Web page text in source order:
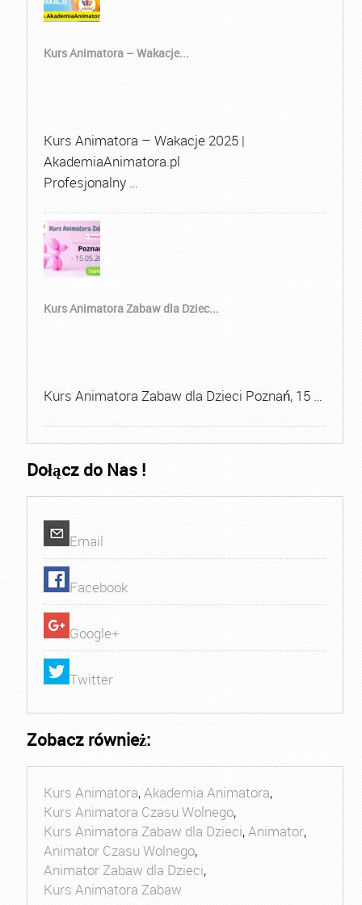
Kurs Animatora – Wakacje...
Kurs Animatora – Wakacje 2025 |
AkademiaAnimatora.pl
Profesjonalny …
Kurs Animatora Zabaw dla Dziec...
Kurs Animatora Zabaw dla Dzieci Poznań, 15 …
Dołącz do Nas !
Email
Facebook
Google+
Twitter
Zobacz również:
Kurs Animatora,Akademia Animatora,
Kurs Animatora Czasu Wolnego,
Kurs Animatora Zabaw dla Dzieci,Animator,
Animator Czasu Wolnego,
Animator Zabaw dla Dzieci,
Kurs Animatora Zabaw